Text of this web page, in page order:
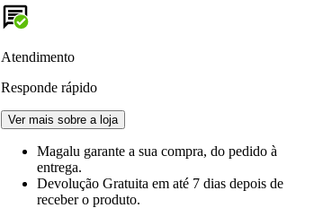
Atendimento
Responde rápido
Ver mais sobre a loja
Magalu garante a sua compra, do pedido à
entrega.
Devolução Gratuita em até 7 dias depois de
receber o produto.